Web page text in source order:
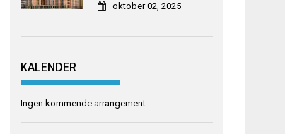
oktober 02, 2025
KALENDER
Ingen kommende arrangement